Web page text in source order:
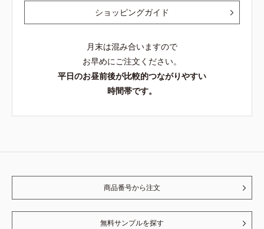
ショッピングガイド
月末は混み合いますので
お早めにご注文ください。
平日のお昼前後が比較的つながりやすい
時間帯です。
商品番号から注文
無料サンプルを探す